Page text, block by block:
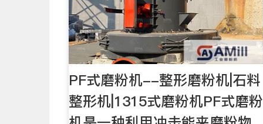
PF式磨粉机--整形磨粉机|石料
整形机|1315式磨粉机PF式磨粉